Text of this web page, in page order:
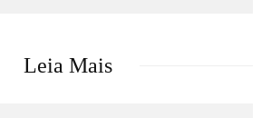
Leia Mais